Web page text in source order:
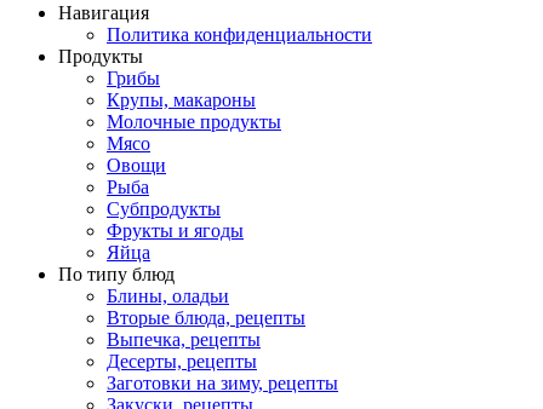
Навигация
Политика конфиденциальности
Продукты
Грибы
Крупы, макароны
Молочные продукты
Мясо
Овощи
Рыба
Субпродукты
Фрукты и ягоды
Яйца
По типу блюд
Блины, оладьи
Вторые блюда, рецепты
Выпечка, рецепты
Десерты, рецепты
Заготовки на зиму, рецепты
Закуски, рецепты